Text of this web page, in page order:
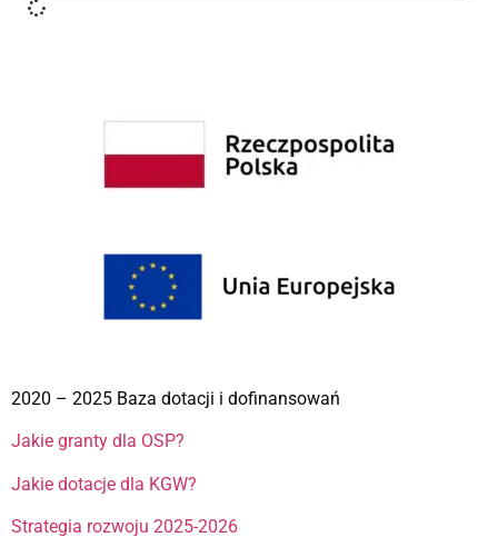
2020 – 2025 Baza dotacji i dofinansowań
Jakie granty dla OSP?
Jakie dotacje dla KGW?
Strategia rozwoju 2025-2026